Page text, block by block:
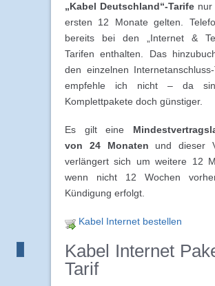
„Kabel Deutschland“-Tarife nur
ersten 12 Monate gelten.
bereits bei den „Internet &
Tarifen enthalten. Das
den einzelnen Internetanschluss-
empfehle ich nicht – da
Komplettpakete doch günstiger.
Es gilt eine
von 24 Monaten und dieser
verlängert sich um weitere 12
wenn nicht 12 Wochen
Kündigung erfolgt.
Kabel Internet bestellen
Kabel Internet
Tarif